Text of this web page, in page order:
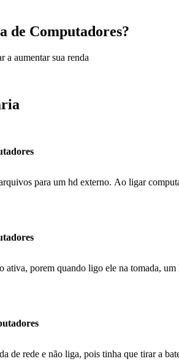
de Computadores?
a aumentar sua renda
para um hd externo. Ao ligar
porem quando ligo ele na tomada,
de rede e não liga, pois tinha que tirar a